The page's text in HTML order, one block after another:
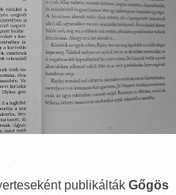
publikálták Gőgös